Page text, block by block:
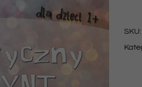
SKU: